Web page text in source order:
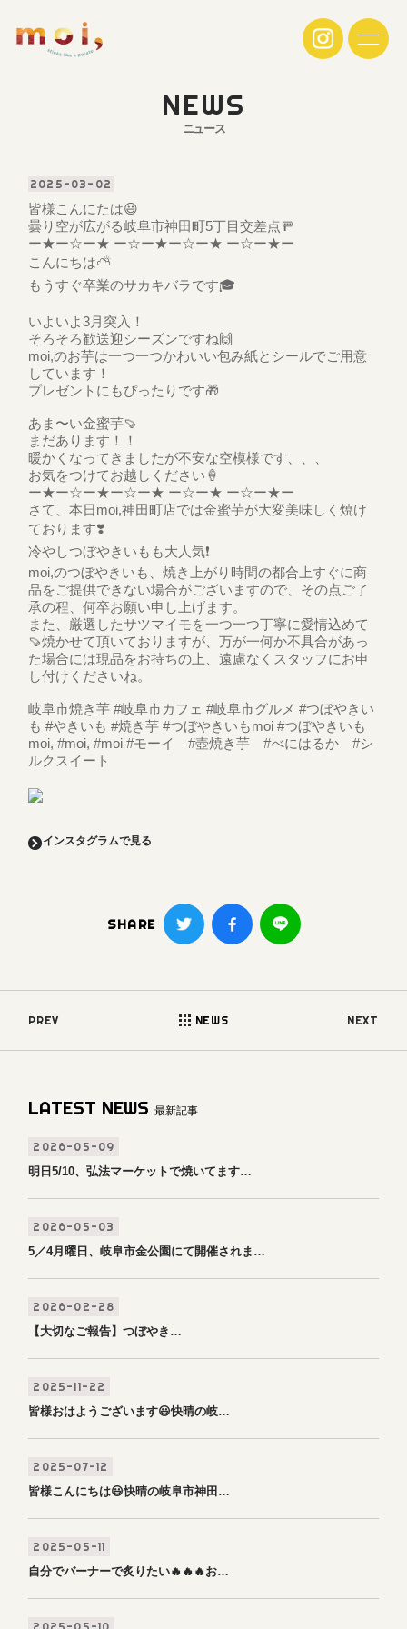
NEWS
ニュース
2025-03-02
皆様こんにたは😃
曇り空が広がる岐阜市神田町5丁目交差点🚥
ー★ー☆ー★ ー☆ー★ー☆ー★ ー☆ー★ー
こんにちは⛅️
もうすぐ卒業のサカキバラです🎓
いよいよ3月突入！
そろそろ歓送迎シーズンですね🙌
moi,のお芋は一つ一つかわいい包み紙とシールでご用意
しています！
プレゼントにもぴったりです🎁
あま〜い金蜜芋🍠
まだあります！！
暖かくなってきましたが不安な空模様です、、、
お気をつけてお越しください🍦
ー★ー☆ー★ー☆ー★ ー☆ー★ ー☆ー★ー
さて、本日moi,神田町店では金蜜芋が大変美味しく焼け
ております❣️
冷やしつぼやきいもも大人気❗️
moi,のつぼやきいも、焼き上がり時間の都合上すぐに商
品をご提供できない場合がございますので、その点ご了
承の程、何卒お願い申し上げます。
また、厳選したサツマイモを一つ一つ丁寧に愛情込めて
🍠焼かせて頂いておりますが、万が一何か不具合があっ
た場合には現品をお持ちの上、遠慮なくスタッフにお申
し付けくださいね。
岐阜市焼き芋 #岐阜市カフェ #岐阜市グルメ #つぼやきい
も #やきいも #焼き芋 #つぼやきいもmoi #つぼやきいも
moi, #moi, #moi #モーイ #壺焼き芋 #べにはるか #シ
ルクスイート
インスタグラムで見る
SHARE
PREV NEWS NEXT
LATEST NEWS最新記事
2026-05-09
明日5/10、弘法マーケットで焼いてます…
2026-05-03
5／4月曜日、岐阜市金公園にて開催されま…
2026-02-28
【大切なご報告】つぼやき…
2025-11-22
皆様おはようございます😃快晴の岐…
2025-07-12
皆様こんにちは😃快晴の岐阜市神田…
2025-05-11
自分でバーナーで炙りたい🔥🔥🔥お…